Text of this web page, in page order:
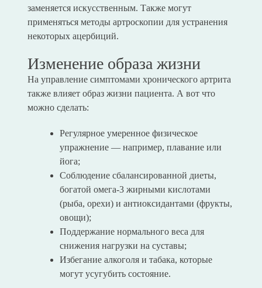
заменяется искусственным. Также могут
применяться методы артроскопии для устранения
некоторых ацербиций.
Изменение образа жизни
На управление симптомами хронического артрита
также влияет образ жизни пациента. А вот что
можно сделать:
Регулярное умеренное физическое
упражнение — например, плавание или
йога;
Соблюдение сбалансированной диеты,
богатой омега-3 жирными кислотами
(рыба, орехи) и антиоксидантами (фрукты,
овощи);
Поддержание нормального веса для
снижения нагрузки на суставы;
Избегание алкоголя и табака, которые
могут усугубить состояние.